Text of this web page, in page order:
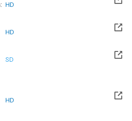
HD
HD
SD
el Sab, 16 Ene 2027 (Quedan 5 meses)
HD